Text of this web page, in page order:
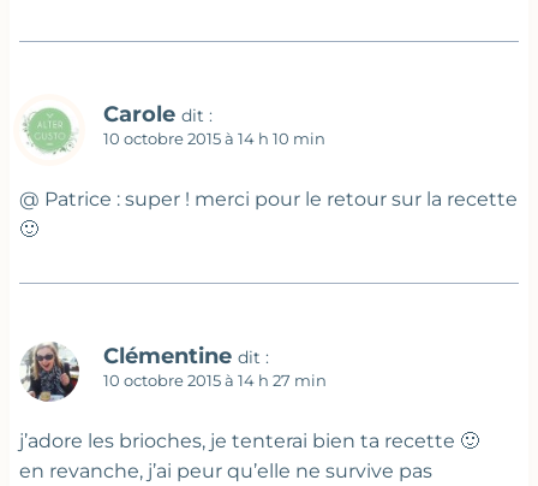
Carole dit :
10 octobre 2015 à 14 h 10 min
@ Patrice : super ! merci pour le retour sur la recette
🙂
Clémentine dit :
10 octobre 2015 à 14 h 27 min
j’adore les brioches, je tenterai bien ta recette 🙂
en revanche, j’ai peur qu’elle ne survive pas